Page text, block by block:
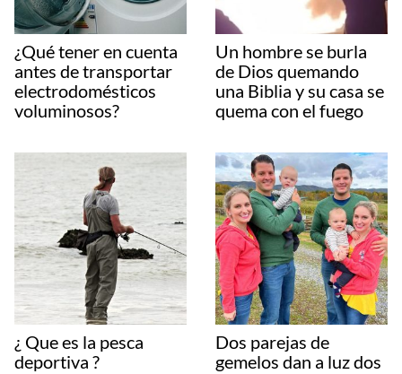
¿Qué tener en cuenta
antes de transportar
electrodomésticos
voluminosos?
Un hombre se burla
de Dios quemando
una Biblia y su casa se
quema con el fuego
¿ Que es la pesca
deportiva ?
Dos parejas de
gemelos dan a luz dos